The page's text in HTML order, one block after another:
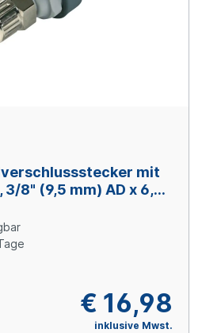
mit
8" (9,5 mm) AD x 6,4
€ 16,98
inklusive Mwst.